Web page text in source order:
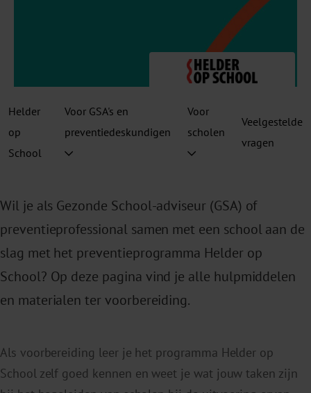
Helder
op
School
Voor GSA's en
preventiedeskundigen
Voor
scholen
Veelgestelde
vragen
Wil je als Gezonde School-adviseur (GSA) of
preventieprofessional samen met een school aan de
slag met het preventieprogramma Helder op
School? Op deze pagina vind je alle hulpmiddelen
en materialen ter voorbereiding.
Als voorbereiding leer je het programma Helder op
School zelf goed kennen en weet je wat jouw taken zijn